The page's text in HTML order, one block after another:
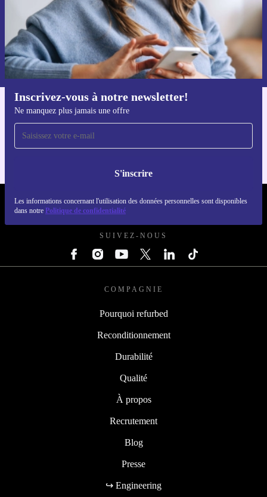
Inscrivez-vous à notre newsletter!
Ne manquez plus jamais une offre
S'inscrire
Les informations concernant l'utilisation des données personnelles sont disponibles
dans notre Politique de confidentialité
S'inscrire
Retrouvez les informations sur l'utilisation des données personnelles
dans notrepolitique de confidentialité.
Téléchargez l'application refurbed
Pour iOS et Android
REFURBED LUXEMBOURG - RETHINK NEW.
SUIVEZ-NOUS
COMPAGNIE
Pourquoi refurbed
Reconditionnement
Durabilité
Qualité
À propos
Recrutement
Blog
Presse
↪ Engineering